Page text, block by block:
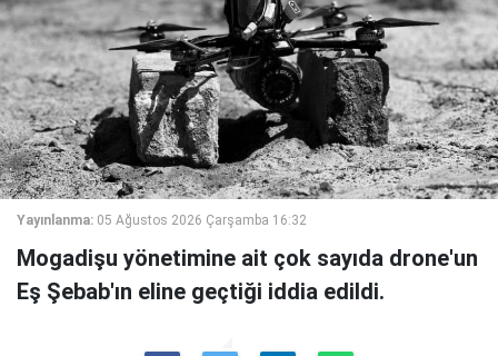
Yayınlanma: 05 Ağustos 2026 Çarşamba 16:32
Mogadişu yönetimine ait çok sayıda drone'un
Eş Şebab'ın eline geçtiği iddia edildi.